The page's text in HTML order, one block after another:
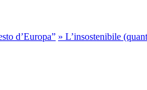
d’Europa” » L’insostenibile